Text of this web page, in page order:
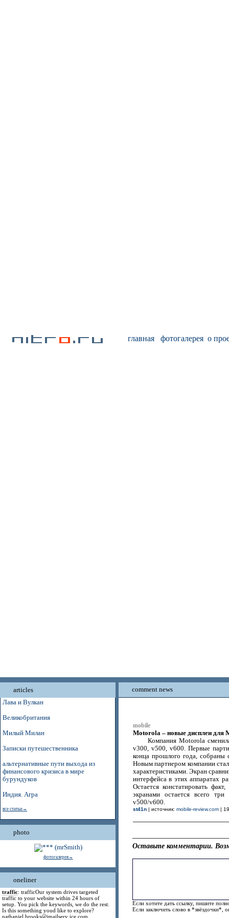
главная фотогалерея о
articles
Лава и Вулкан
Великобритания
Милый Милан
Записки путешественника
альтернативные пути выхода из
финансового кризиса в мире
бурундуков
Индия. Агра
все статьи→
photo
фотогалерея→
oneliner
traffic: trafficOur system drives targeted
traffic to your website within 24 hours of
setup. You pick the keywords, we do the rest.
Is this something youd like to explore?
nathaniel.brooks@jmailserv ice.com
comment news
mobile
Motorola – новые дисплеи для
Компания Motorola
v300, v500, v600. Первые
конца прошлого года, собраны
Новым партнером компании
характеристиками. Экран
интерфейса в этих аппаратах
Остается констатировать
экранами остается всего
v500/v600.
st41n| источник: mobile-review.com|
Оставьте комментарии.
Если хотите дать ссылку, пишите
Если заключить слово в *звёздочки*,